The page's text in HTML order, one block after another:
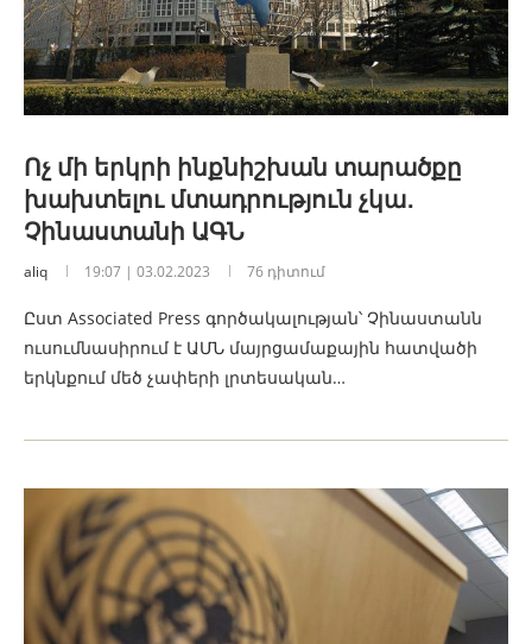
Ոչ մի երկրի ինքնիշխան տարածքը
խախտելու մտադրություն չկա․
Չինաստանի ԱԳՆ
aliq 19:07 | 03.02.2023 76 դիտում
Ըստ Associated Press գործակալության՝ Չինաստանն
ուսումնասիրում է ԱՄՆ մայրցամաքային հատվածի
երկնքում մեծ չափերի լրտեսական…